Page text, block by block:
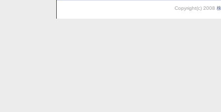
Copyright(c) 2008